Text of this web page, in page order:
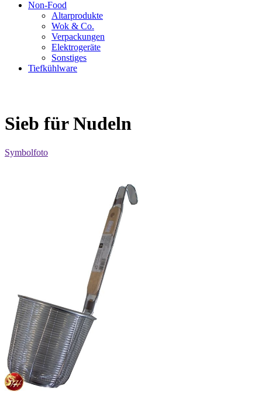
Non-Food
Altarprodukte
Wok & Co.
Verpackungen
Elektrogeräte
Sonstiges
Tiefkühlware
Sieb für Nudeln
Symbolfoto